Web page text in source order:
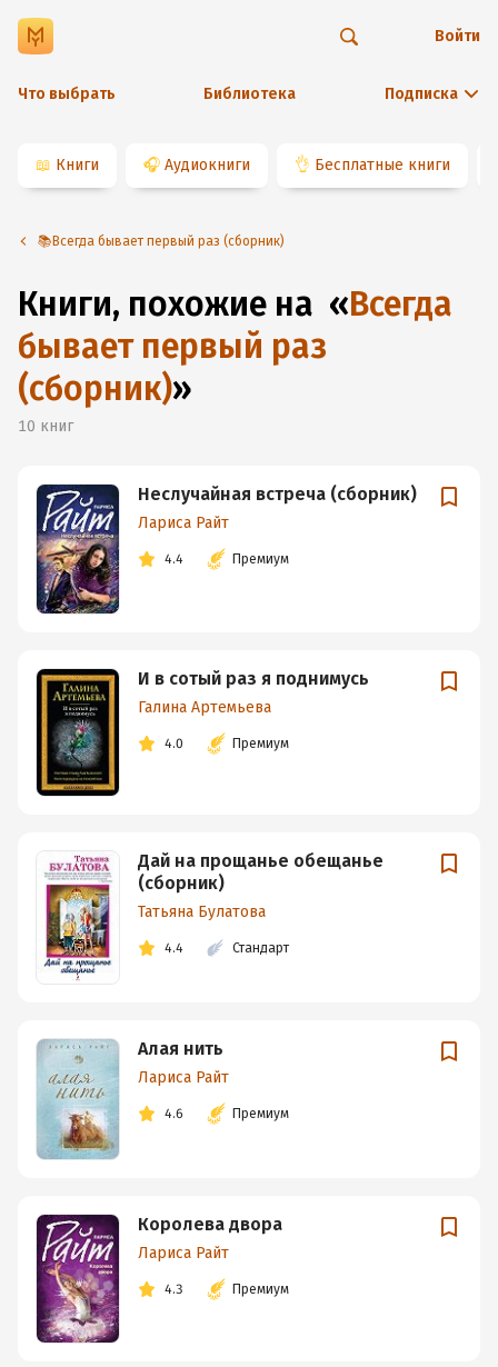
Что выбрать Библиотека Подписка
Войти
📖 Книги 🎧 Аудиокниги 👌 Бесплатные книги
📚Всегда бывает первый раз (сборник)
Книги, похожие на «Всегда
бывает первый раз
(сборник)»
10 книг
Неслучайная встреча (сборник)
Лариса Райт
4.4 Премиум
И в сотый раз я поднимусь
Галина Артемьева
4.0 Премиум
Дай на прощанье обещанье
(сборник)
Татьяна Булатова
4.4 Стандарт
Алая нить
Лариса Райт
4.6 Премиум
Королева двора
Лариса Райт
4.3 Премиум